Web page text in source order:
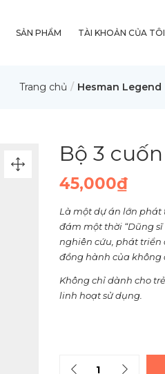
SẢN PHẨM TÀI KHOẢN CỦA TÔI
Trang chủ Hesman Legend
Bộ 3
45,000₫
Là một dự án lớn
đám một thời “Dũng sĩ
nghiên cứu, phát triển
đồng hành của không
Không chỉ dành cho
linh hoạt sử dụng.
Quantity